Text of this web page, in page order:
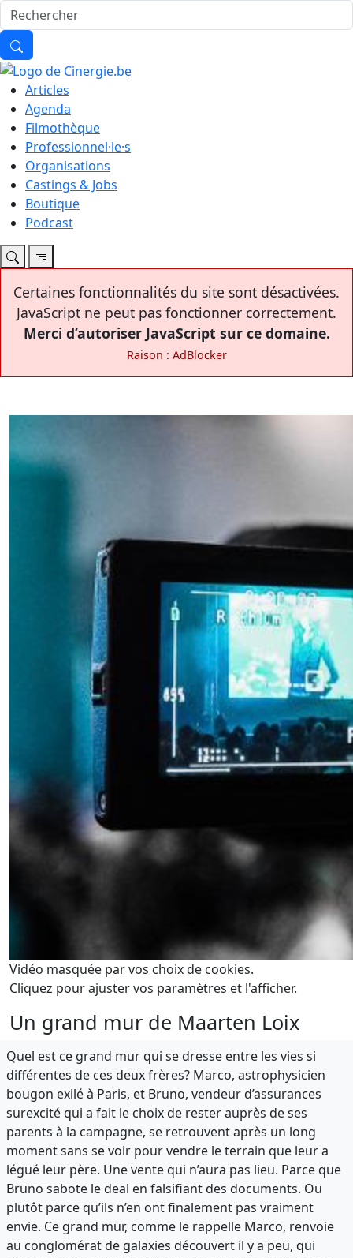
Articles
Agenda
Filmothèque
Professionnel·le·s
Organisations
Castings & Jobs
Boutique
Podcast
Certaines fonctionnalités du site sont désactivées.
JavaScript ne peut pas fonctionner correctement.
Merci d’autoriser JavaScript sur ce domaine.
Raison : AdBlocker
Vidéo masquée par vos choix de cookies.
Cliquez pour ajuster vos paramètres et l'afficher.
Un grand mur de Maarten Loix
Quel est ce grand mur qui se dresse entre les vies si
différentes de ces deux frères? Marco, astrophysicien
bougon exilé à Paris, et Bruno, vendeur d’assurances
surexcité qui a fait le choix de rester auprès de ses
parents à la campagne, se retrouvent après un long
moment sans se voir pour vendre le terrain que leur a
légué leur père. Une vente qui n’aura pas lieu. Parce que
Bruno sabote le deal en falsifiant des documents. Ou
plutôt parce qu’ils n’en ont finalement pas vraiment
envie. Ce grand mur, comme le rappelle Marco, renvoie
au conglomérat de galaxies découvert il y a peu, qui